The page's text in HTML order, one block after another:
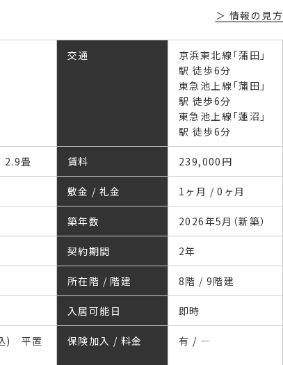
情報の見方
交通
京浜東北線「蒲田」
駅 徒歩6分
東急池上線「蒲田」
駅 徒歩6分
東急池上線「蓮沼」
駅 徒歩6分
2.9畳 賃料 239,000円
敷金 / 礼金 1ヶ月 / 0ヶ月
築年数 2026年5月（新築）
契約期間 2年
所在階 / 階建 8階 / 9階建
入居可能日 即時
) 平置
保険加入 / 料金 有 / ―